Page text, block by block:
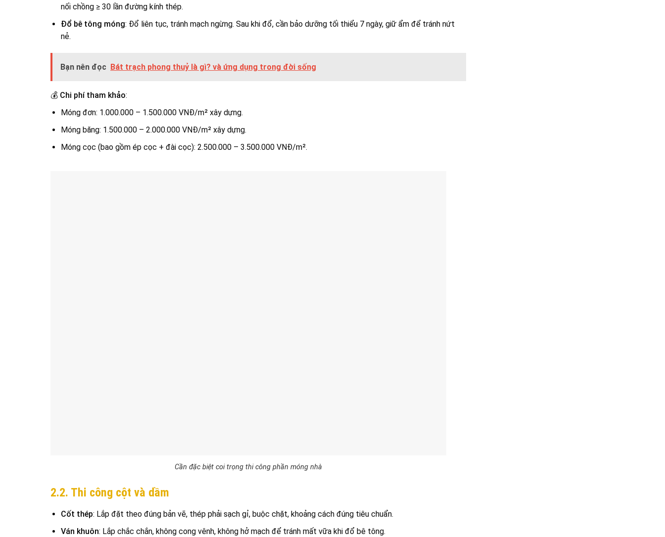
nối chồng ≥ 30 lần đường kính thép.
Đổ bê tông móng: Đổ liên tục, tránh mạch ngừng. Sau khi đổ, cần bảo dưỡng tối thiểu 7 ngày, giữ ẩm để tránh nứt
nẻ.
Bạn nên đọc Bát trạch phong thuỷ là gì? và ứng dụng trong đời sống
💰 Chi phí tham khảo:
Móng đơn: 1.000.000 – 1.500.000 VNĐ/m² xây dựng.
Móng băng: 1.500.000 – 2.000.000 VNĐ/m² xây dựng.
Móng cọc (bao gồm ép cọc + đài cọc): 2.500.000 – 3.500.000 VNĐ/m².
Cần đặc biệt coi trọng thi công phần móng nhà
2.2. Thi công cột và dầm
Cốt thép: Lắp đặt theo đúng bản vẽ, thép phải sạch gỉ, buộc chặt, khoảng cách đúng tiêu chuẩn.
Ván khuôn: Lắp chắc chắn, không cong vênh, không hở mạch để tránh mất vữa khi đổ bê tông.